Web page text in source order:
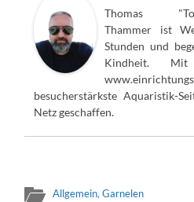
Thomas
Thammer ist
Stunden und
Kindheit. Mit
besucherstärkste Aquaristik-
Netz geschaffen.
Allgemein,Garnelen